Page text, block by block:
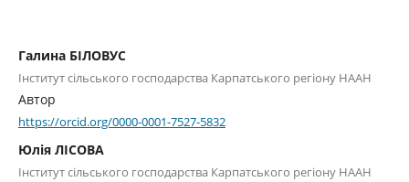
Галина БІЛОВУС
Інститут сільського господарства Карпатського регіону НААН
Автор
https://orcid.org/0000-0001-7527-5832
Юлія ЛІСОВА
Інститут сільського господарства Карпатського регіону НААН